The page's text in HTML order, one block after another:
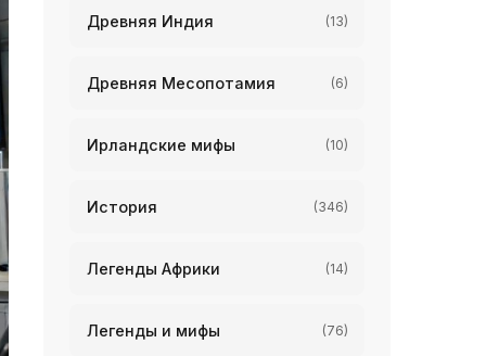
Древняя Индия (13)
Древняя Месопотамия (6)
Ирландские мифы (10)
История (346)
Легенды Африки (14)
Легенды и мифы (76)